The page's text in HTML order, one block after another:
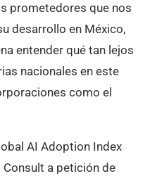
prometedores que nos
desarrollo en México,
entender qué tan lejos
nacionales en este
como el
AI Adoption Index
a petición de